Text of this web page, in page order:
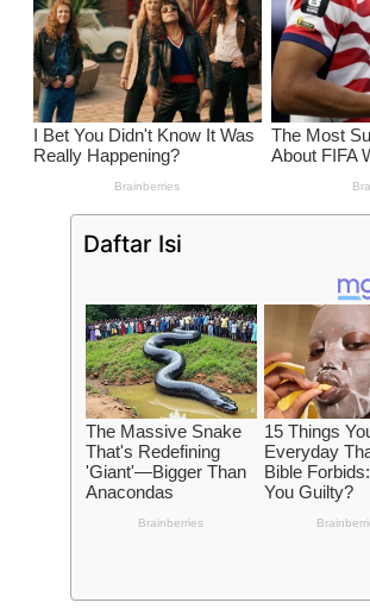
Daftar Isi